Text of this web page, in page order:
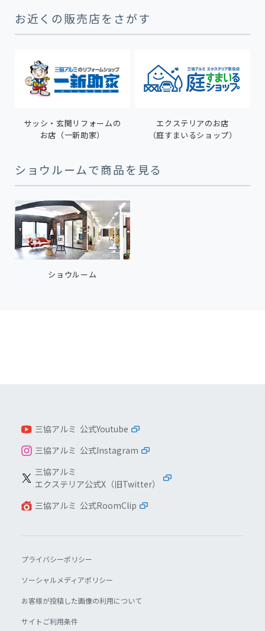
お近くの販売店をさがす
サッシ・玄関リフォームの
お店（一新助家）
エクステリアのお店
（庭すまいるショップ）
ショウルームで商品を見る
ショウルーム
三協アルミ 公式Youtube
三協アルミ 公式Instagram
三協アルミ
エクステリア公式X（旧Twitter）
三協アルミ 公式RoomClip
プライバシーポリシー
ソーシャルメディアポリシー
お客様が投稿した画像の利用について
サイトご利用条件